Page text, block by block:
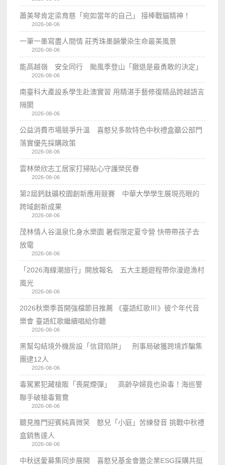
蕭美琴肯定梁育慈「宛如當年的自己」 接棒戰貓精神！
2026-08-06
一筆一墨寫盡人間情 莊秀珠墨韻暈染生命最美風景
2026-08-06
能高越嶺 安全同行 颱風季登山「撤退是最勇敢的決定」
2026-08-06
南臺科大產設系學生赴澳實習 用精湛手藝修復精品跨越語言
隔閡
2026-08-06
公益消費市場競爭升溫 喜憨兒多款特色中秋禮盒籲公部門
落實優先採購政策
2026-08-06
雲林榮欣志工居家打掃貼心守護榮民眷
2026-08-06
第2屆鈣鈦礦校園創新應用競賽 中華大學學生展現亮眼的
跨域創新成果
2026-08-06
茂林情人谷溫泉化身水樂園 暑假限定夏令營 快帶帶孩子去
放電
2026-08-06
「2026海線潮旅行」開放報名 五大主題遊程帶你漫遊漁村
風光
2026-08-06
2026秋樂季首開強檔節目推薦 《臺語紅歌Ⅲ》彼个年代音
樂會 臺語紅歌繼續唱給你聽
2026-08-06
黑幫勾結境外機房設「信貸陷阱」 刑事局破獲跨境詐騙集
團逮12人
2026-08-06
毒駕累犯藏槍販「喪屍煙彈」 高齡孕婦竟也染毒！海巡警
聯手破槍毒鴛鴦
2026-08-06
聽見推門迎賓純真微笑 憨兒「小庭」苦練發音 挑戰中秋禮
盒銷售達人
2026-08-06
中秋送愛募集同步展開 喜憨兒基金會邀企業ESG採購共挺